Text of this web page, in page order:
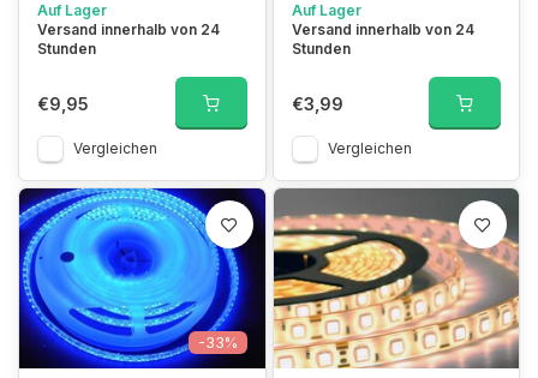
Auf Lager
Versand innerhalb von 24
Stunden
€9,95
Vergleichen
Auf Lager
Versand innerhalb von 24
Stunden
€3,99
Vergleichen
-33%